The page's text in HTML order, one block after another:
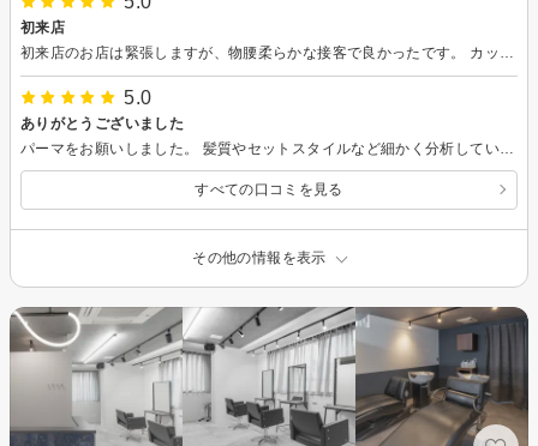
初来店
5.0
ありがとうございました
パーマをお願いしました。 髪質やセットスタイルなど細かく分析していただき、自分に合ったヘアスタイルにしていただきました。 また次回もどうぞ宜しくお願い致します。
すべての口コミを見る
その他の情報を表示